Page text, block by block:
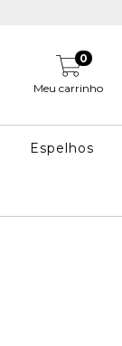
Meu carrinho
0
Espelhos